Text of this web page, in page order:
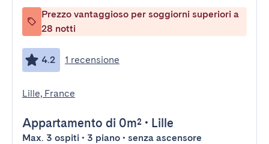
Prezzo vantaggioso per soggiorni superiori a
28 notti
4.2 1 recensione
Lille, France
Appartamento di 0m² • Lille
Max. 3 ospiti • 3 piano • senza ascensore